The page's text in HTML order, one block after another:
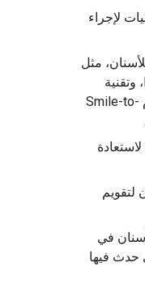
لإجراء
مثل
طريقة التبييض الأمريكية Beyond، وتقنية
البورسلين الطبيعي I-Max، ونظام Smile-to-
لتقويم
في
حدث فيها